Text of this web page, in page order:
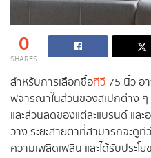
0
SHARES
สำหรับการเลือกซื้อทีวี 75 นิ้ว อ
พิจารณาในส่วนของสเปกต่าง ๆ
และส่วนลดของแต่ละแบรนด์ แล
วาง ระยะสายตาที่สามารถจะดู
ความเพลิดเพลิน และได้รับประโ